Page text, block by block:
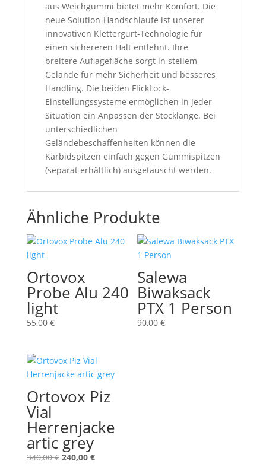
aus Weichgummi bietet mehr Komfort. Die
neue Solution-Handschlaufe ist unserer
innovativen Klettergurt-Technologie für
einen sichereren Halt entlehnt. Ihre
breitere Auflagefläche sorgt in steilem
Gelände für mehr Sicherheit und besseres
Handling. Die beiden FlickLock-
Einstellungssysteme ermöglichen in jeder
Situation ein Anpassen der Stocklänge. Bei
unterschiedlichen
Geländebeschaffenheiten können die
Karbidspitzen einfach gegen Gummispitzen
(separat erhältlich) ausgetauscht werden.
Ähnliche Produkte
Ortovox
Probe Alu 240
light
55,00 €
Salewa
Biwaksack
PTX 1 Person
90,00€
Ortovox Piz
Vial
Herrenjacke
artic grey
340,00€ Ursprünglicher
240,00 €Aktueller